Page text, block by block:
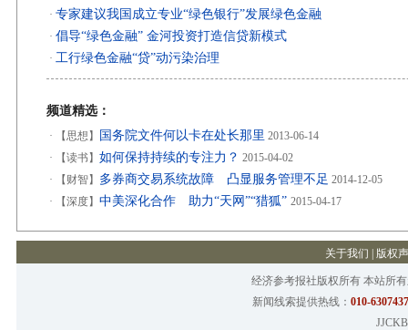
· 专家建议我国成立专业“绿色银行”发展绿色金融
· 倡导“绿色金融” 金河投资打造信贷新模式
· 工行绿色金融“贷”动污染治理
频道精选：
· 【思想】 国务院文件何以卡在处长那里 2013-06-14
·
【读书】 如何保持持续的专注力？ 2015-04-02
·
【财智】 多券商交易系统故障 凸显服务管理不足 2014-12-05
·
【深度】 中美深化合作 助力“天网”“猎狐” 2015-04-17
关于我们 版权
经济参考报社版权所有 本站所
新闻线索提供热线： 010-